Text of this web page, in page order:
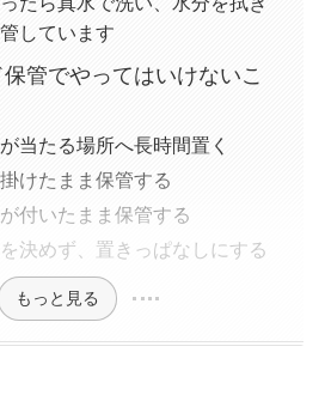
しています
管でやってはいけないこ
当たる場所へ長時間置く
けたまま保管する
付いたまま保管する
決めず、置きっぱなしにする
もっと見る